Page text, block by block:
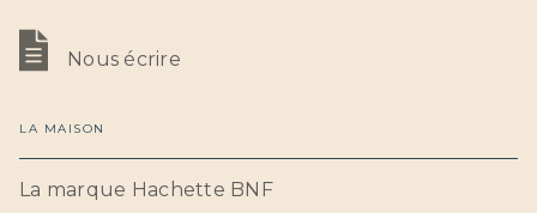
Nous écrire
LA MAISON
La marque Hachette BNF